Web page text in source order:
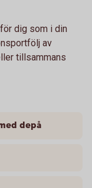
dig som i din
av
tillsammans
depå